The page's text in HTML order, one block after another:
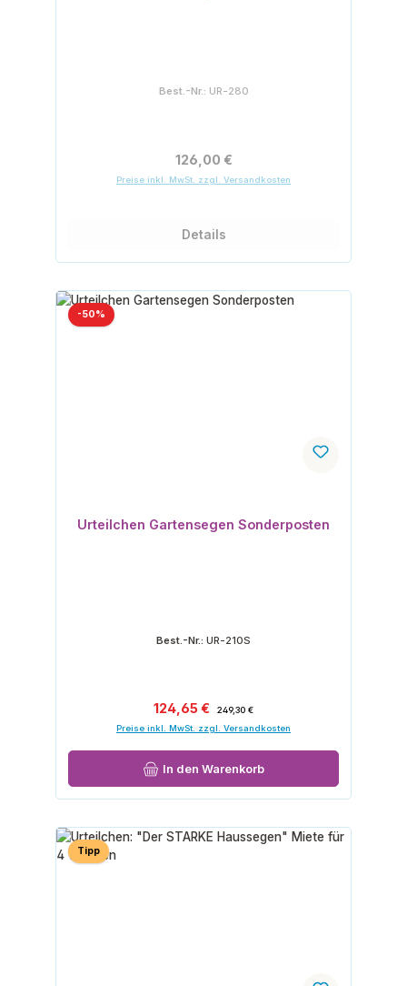
Best.-Nr.: UR-280
Regulärer Preis:
126,00 €
Preise inkl. MwSt. zzgl. Versandkosten
Details
-50%Rabatt
Urteilchen Gartensegen Sonderposten
Best.-Nr.: UR-210S
Verkaufspreis:
124,65 € Regulärer Preis:
249,30 €
Preise inkl. MwSt. zzgl. Versandkosten
In den Warenkorb
Tipp